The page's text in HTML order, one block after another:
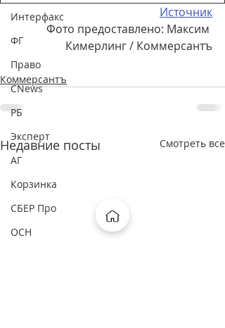
Интерфакс
ФГ
Право
CNews
РБ
Эксперт
АГ
Корзинка
СБЕР Про
ОСН
Источник
Фото предоставлено: Максим
Кимерлинг / Коммерсантъ
Коммерсантъ
Недавние посты Смотреть все